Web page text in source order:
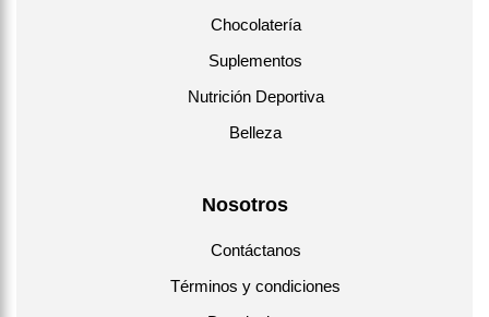
Chocolatería
Suplementos
Nutrición Deportiva
Belleza
Nosotros
Contáctanos
Términos y condiciones